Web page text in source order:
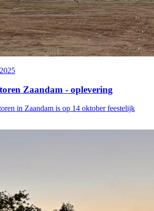
Zaandam - oplevering
in Zaandam is op 14 oktober feestelijk